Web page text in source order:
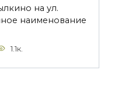
на ул.
наименование
1.1к.